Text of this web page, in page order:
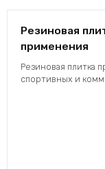
Резиновая
применения
Резиновая плитка
спортивных и